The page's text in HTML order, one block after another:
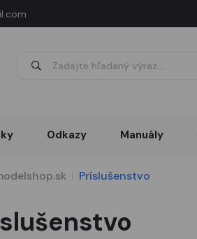
Odkazy Manuály
Príslušenstvo